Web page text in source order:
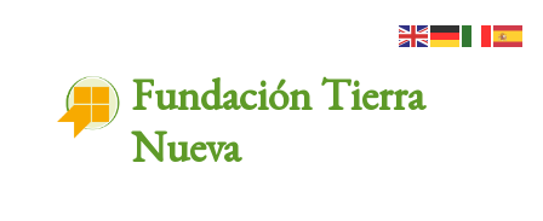
Fundación Tierra
Nueva